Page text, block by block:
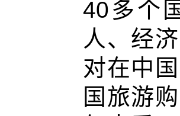
40多个
人、经
对在中
国旅游